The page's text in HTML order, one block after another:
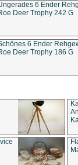
6 Ender
Deer Trophy 242 G
6 Ender
Deer Trophy 186 G